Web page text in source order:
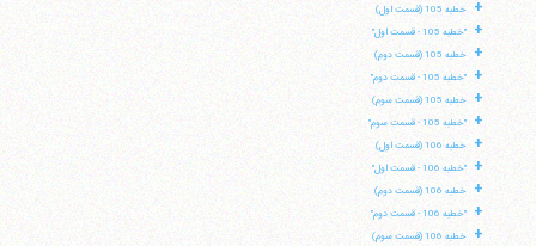
+ خطبه 105 (قسمت اول)
+ "خطبه 105 - قسمت اول"
+ خطبه 105 (قسمت دوم)
+ "خطبه 105 - قسمت دوم"
+ خطبه 105 (قسمت سوم)
+ "خطبه 105 - قسمت سوم"
+ خطبه 106 (قسمت اول)
+ "خطبه 106 - قسمت اول"
+ خطبه 106 (قسمت دوم)
+ "خطبه 106 - قسمت دوم"
+ خطبه 106 (قسمت سوم)